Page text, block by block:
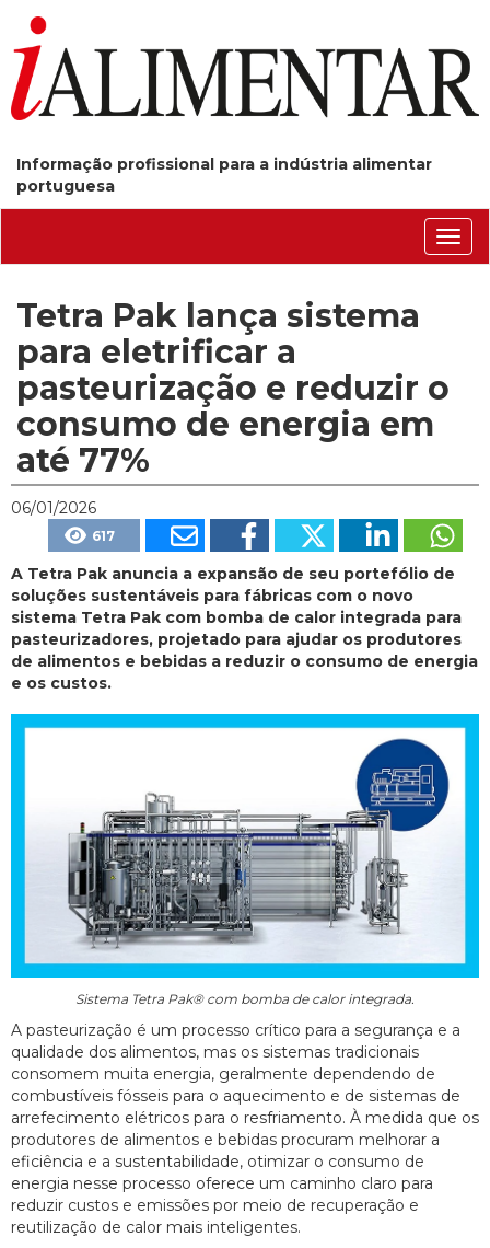
Informação profissional para a indústria alimentar
portuguesa
Tetra Pak lança sistema
para eletrificar a
pasteurização e reduzir o
consumo de energia em
até 77%
06/01/2026
617
A Tetra Pak anuncia a expansão de seu portefólio de
soluções sustentáveis para fábricas com o novo
sistema Tetra Pak com bomba de calor integrada para
pasteurizadores, projetado para ajudar os produtores
de alimentos e bebidas a reduzir o consumo de energia
e os custos.
Sistema Tetra Pak® com bomba de calor integrada.
A pasteurização é um processo crítico para a segurança e a
qualidade dos alimentos, mas os sistemas tradicionais
consomem muita energia, geralmente dependendo de
combustíveis fósseis para o aquecimento e de sistemas de
arrefecimento elétricos para o resfriamento. À medida que os
produtores de alimentos e bebidas procuram melhorar a
eficiência e a sustentabilidade, otimizar o consumo de
energia nesse processo oferece um caminho claro para
reduzir custos e emissões por meio de recuperação e
reutilização de calor mais inteligentes.